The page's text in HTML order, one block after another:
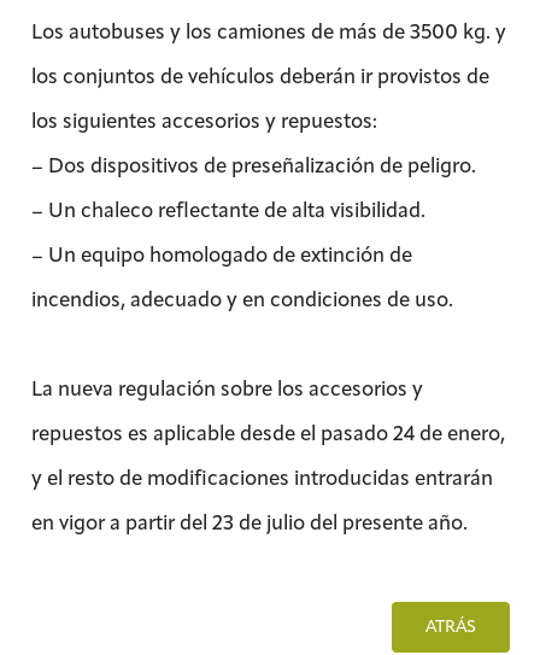
Los autobuses y los camiones de más de 3500 kg. y
los conjuntos de vehículos deberán ir provistos de
los siguientes accesorios y repuestos:
– Dos dispositivos de preseñalización de peligro.
– Un chaleco reflectante de alta visibilidad.
– Un equipo homologado de extinción de
incendios, adecuado y en condiciones de uso.
La nueva regulación sobre los accesorios y
repuestos es aplicable desde el pasado 24 de enero,
y el resto de modificaciones introducidas entrarán
en vigor a partir del 23 de julio del presente año.
ATRÁS